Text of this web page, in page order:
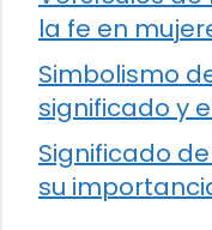
la fe en
Simbolismo
significado y
Significado
su